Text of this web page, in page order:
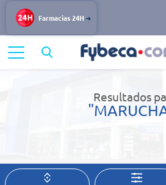
Farmacias 24H
Resultados de búsqueda
Resultados